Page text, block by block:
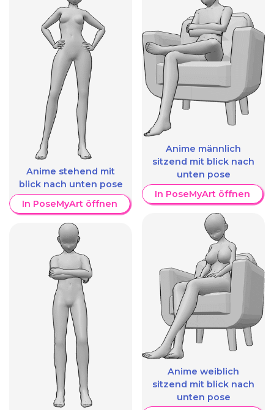
Anime stehend mit
blick nach unten pose
In PoseMyArt öffnen
Anime männlich
sitzend mit blick nach
unten pose
In PoseMyArt öffnen
Anime weiblich
sitzend mit blick nach
unten pose